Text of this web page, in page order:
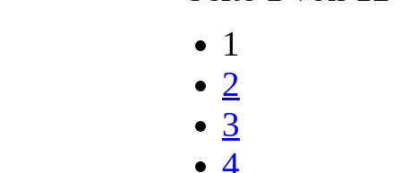
1
2
3
4